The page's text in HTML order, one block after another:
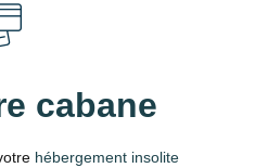
cabane
hébergement insolite